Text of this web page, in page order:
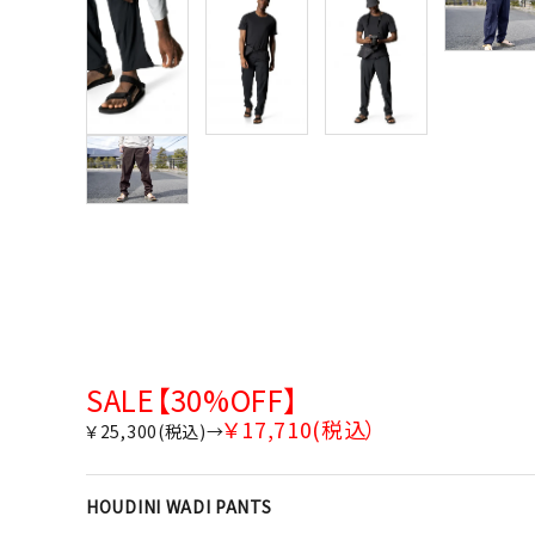
SALE【30%OFF】
￥25,300(税込)→￥17,710(税込）
HOUDINI WADI PANTS